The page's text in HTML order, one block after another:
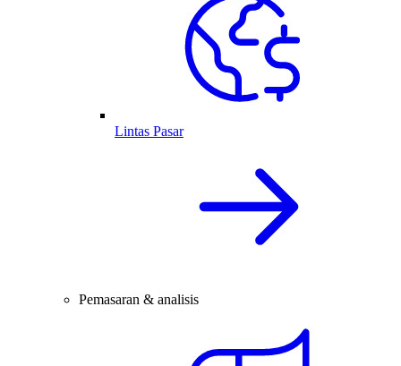
Lintas Pasar
Pemasaran & analisis